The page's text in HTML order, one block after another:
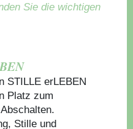
Sie die wichtigen
STILLE erLEBEN
Platz zum
Stille und